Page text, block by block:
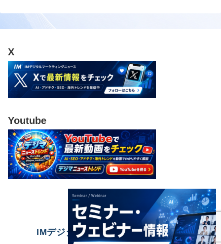
X
Youtube
IMデジタルマーケティングニュース